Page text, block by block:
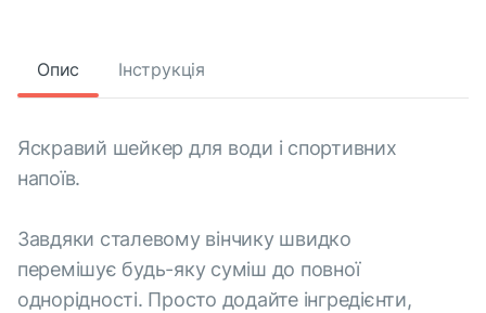
Опис Інструкція
Яскравий шейкер для води і спортивних
напоїв.
Завдяки сталевому вінчику швидко
перемішує будь-яку суміш до повної
однорідності. Просто додайте інгредієнти,